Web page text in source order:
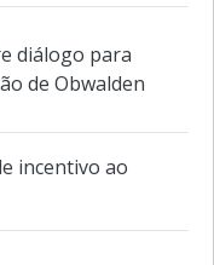
diálogo para
de Obwalden
incentivo ao